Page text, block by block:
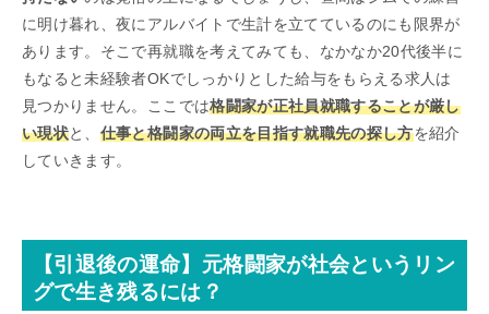
に明け暮れ、夜にアルバイトで生計を立てているのにも限界が
あります。そこで再就職を考えてみても、なかなか20代後半に
もなると未経験者OKでしっかりとした給与をもらえる求人は
見つかりません。ここでは格闘家が正社員就職することが厳し
い現状と、 仕事と格闘家の両立を目指す就職先の探し方を紹介
していきます。
【引退後の運命】元格闘家が社会というリン
グで生き残るには？